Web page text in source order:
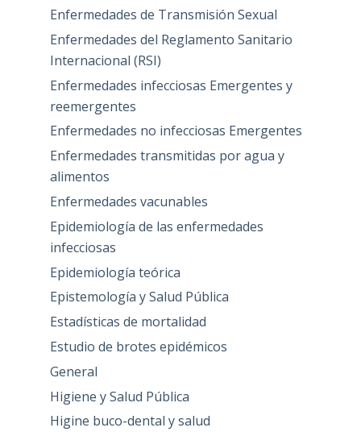
Enfermedades de Transmisión Sexual
Enfermedades del Reglamento Sanitario
Internacional (RSI)
Enfermedades infecciosas Emergentes y
reemergentes
Enfermedades no infecciosas Emergentes
Enfermedades transmitidas por agua y
alimentos
Enfermedades vacunables
Epidemiología de las enfermedades
infecciosas
Epidemiología teórica
Epistemología y Salud Pública
Estadísticas de mortalidad
Estudio de brotes epidémicos
General
Higiene y Salud Pública
Higine buco-dental y salud